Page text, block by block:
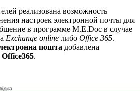
реализована возможность
настроек электронной почты для
в программе M.E.Doc в случае
Exchange online либо Office 365.
пошта добавлена
.